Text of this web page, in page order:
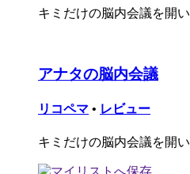
キミだけの脳内会議を開い
アナタの脳内会議
リコペマ • レビュー
キミだけの脳内会議を開い